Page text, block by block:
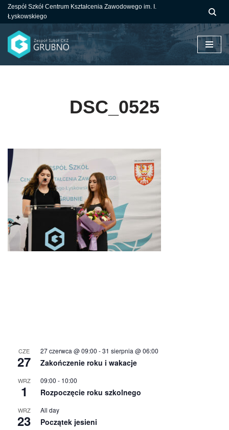
do
treści
Zespół Szkół Centrum Kształcenia Zawodowego im. I.
Łyskowskiego
DSC_0525
CZE
27
27 czerwca @ 09:00 -31 sierpnia @ 06:00
Zakończenie roku i wakacje
WRZ
1
09:00 - 10:00
Rozpoczęcie roku szkolnego
WRZ
23
All day
Początek jesieni